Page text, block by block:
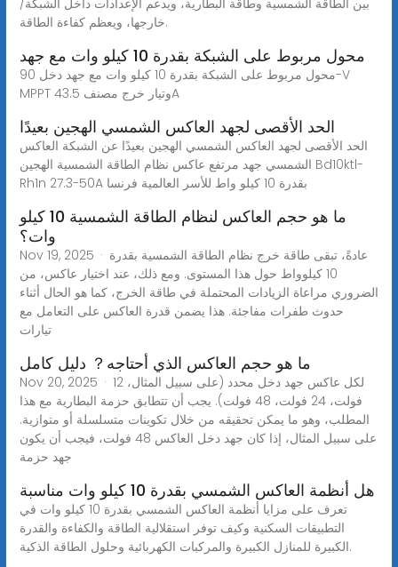
خارجها، ويعظم كفاءة الطاقة.
محول مربوط على الشبكة بقدرة 10 كيلو وات مع جهد
محول مربوط على الشبكة بقدرة 10 كيلو وات مع جهد دخل 90-V
MPPT وتيار خرج مصنف 43.5A
الحد الأقصى لجهد العاكس الشمسي الهجين بعيدًا
الحد الأقصى لجهد العاكس الشمسي الهجين بعيدًا عن الشبكة العاكس
الشمسي جهد مرتفع عاكس نظام الطاقة الشمسية الهجين Bd10ktl-
Rh1n 27.3-50A بقدرة 10 كيلو واط للأسر العالمية فرنسا
ما هو حجم العاكس لنظام الطاقة الشمسية 10 كيلو
وات؟
Nov 19, 2025 · عادةً، تبقى طاقة خرج نظام الطاقة الشمسية بقدرة
10 كيلوواط حول هذا المستوى. ومع ذلك، عند اختيار عاكس، من
الضروري مراعاة الزيادات المحتملة في طاقة الخرج، كما هو الحال أثناء
حدوث طفرات مفاجئة. هذا يضمن قدرة العاكس على التعامل مع
تيارات
ما هو حجم العاكس الذي أحتاجه？ دليل كامل
Nov 20, 2025 · لكل عاكس جهد دخل محدد (على سبيل المثال، 12
فولت، 24 فولت، 48 فولت). يجب أن تتطابق حزمة البطارية مع هذا
المطلب، وهو ما يمكن تحقيقه من خلال تكوينات متسلسلة أو متوازية.
على سبيل المثال، إذا كان جهد دخل العاكس 48 فولت، فيجب أن يكون
جهد حزمة
هل أنظمة العاكس الشمسي بقدرة 10 كيلو وات مناسبة
تعرف على مزايا أنظمة العاكس الشمسي بقدرة 10 كيلو وات في
التطبيقات السكنية وكيف توفر استقلالية الطاقة والكفاءة والقدرة
الكبيرة للمنازل الكبيرة والمركبات الكهربائية وحلول الطاقة الذكية.